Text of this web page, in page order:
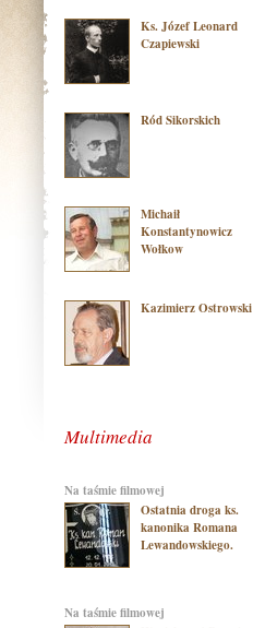
Ks. Józef Leonard
Czapiewski
Ród Sikorskich
Michaił
Konstantynowicz
Wołkow
Kazimierz Ostrowski
Multimedia
na taśmie filmowej
Ostatnia droga ks.
kanonika Romana
Lewandowskiego.
na taśmie filmowej